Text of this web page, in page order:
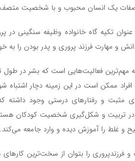
صفات یک انسان محبوب و با شخصیت
تکیه گاه خانواده وظیفه سنگینی
و مهارت فرزند پروری و پدر بودن را به
مهم‌ترین فعالیت‌هایی است که بشر در طول
ممکن است در این زمینه دچار اشتباه
مثبت و رفتار‌های درستی وجود داشته
در تربیت و شکل‌گیری شخصیت کودکان
و غلط را آموزش دیده و وارد جامعه می‌کند.
فرزندپروری را بتوان از سخت‌ترین کار‌های